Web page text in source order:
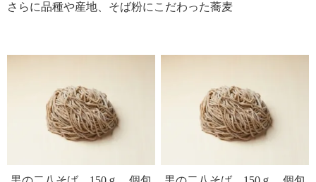
さらに品種や産地、そば粉にこだわった蕎麦